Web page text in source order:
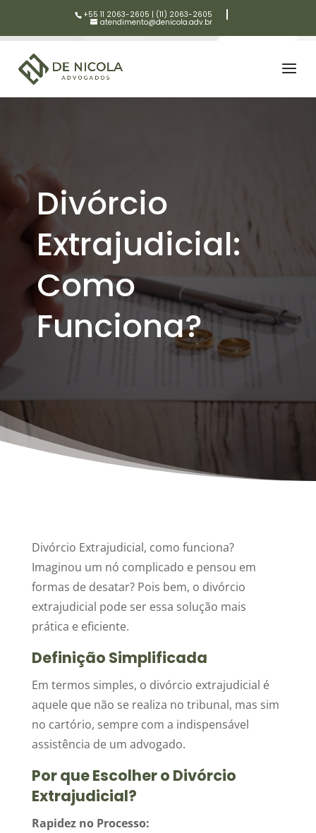
+55 11 2063-2605 | (11) 2063-2605
atendimento@denicola.adv.br
Divórcio
Extrajudicial:
Como
Funciona?
Divórcio Extrajudicial, como funciona?
Imaginou um nó complicado e pensou em
formas de desatar? Pois bem, o divórcio
extrajudicial pode ser essa solução mais
prática e eficiente.
Definição Simplificada
Em termos simples, o divórcio extrajudicial é
aquele que não se realiza no tribunal, mas sim
no cartório, sempre com a indispensável
assistência de um advogado.
Por que Escolher o Divórcio
Extrajudicial?
Rapidez no Processo: